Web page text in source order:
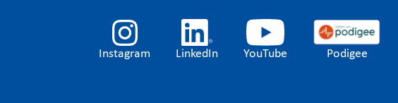
Instagram LinkedIn YouTube Podigee